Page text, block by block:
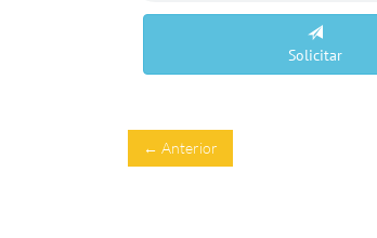
Solicitar
← Anterior